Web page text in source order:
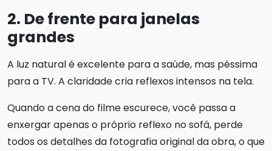
2. De frente para janelas
grandes
A luz natural é excelente para a saúde, mas péssima
para a TV. A claridade cria reflexos intensos na tela.
Quando a cena do filme escurece, você passa a
enxergar apenas o próprio reflexo no sofá, perde
todos os detalhes da fotografia original da obra, o que